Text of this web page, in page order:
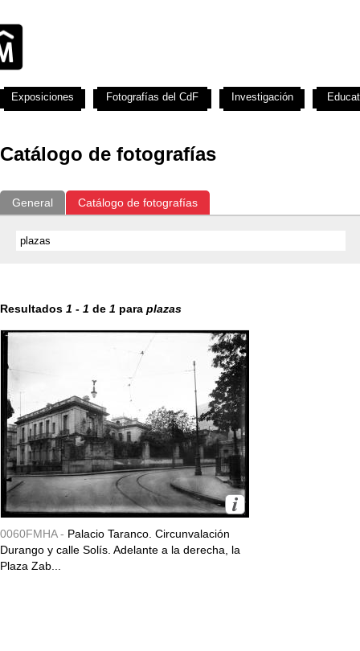
Catálogo de fotografías
General Catálogo de fotografías
Resultados 1 - 1 de 1 para plazas
0060FMHA - Palacio Taranco. Circunvalación
Durango y calle Solís. Adelante a la derecha, la
Plaza Zab...
Exposiciones Fotografías del CdF Investigación